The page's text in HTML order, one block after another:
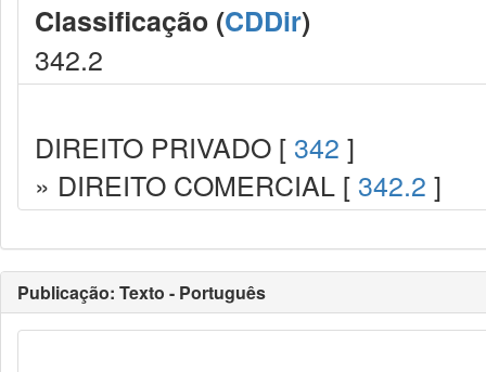
Classificação (CDDir)
342.2
DIREITO PRIVADO [ 342 ]
» DIREITO COMERCIAL [ 342.2 ]
Publicação: Texto - Português